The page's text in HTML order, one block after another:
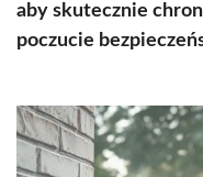
aby skutecznie
poczucie